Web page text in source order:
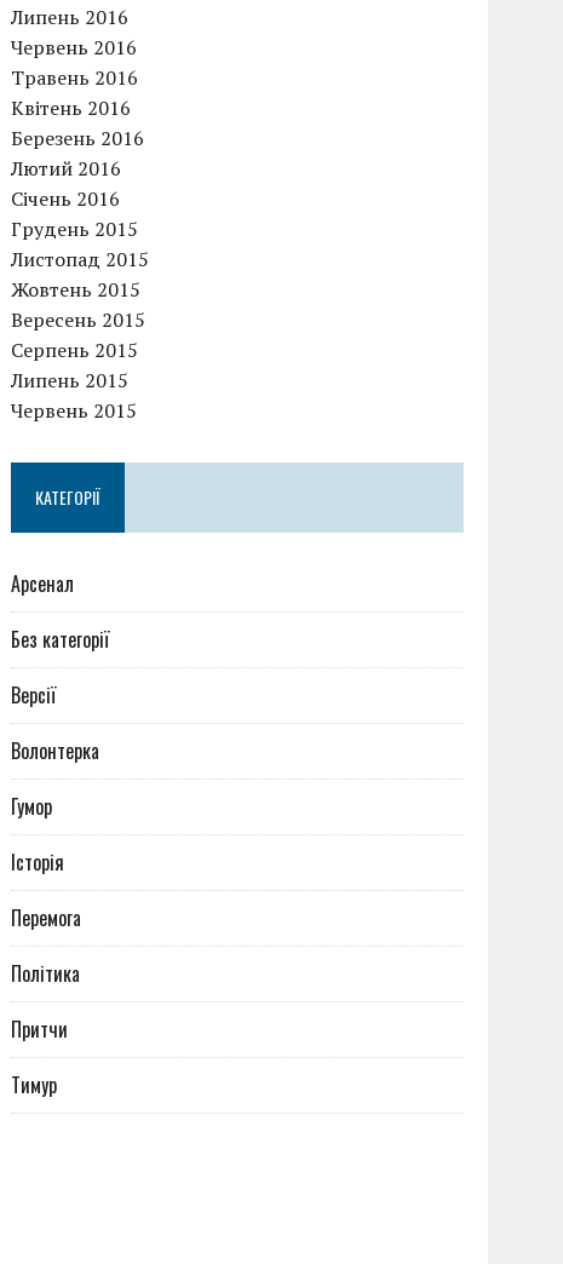
Липень 2016
Червень 2016
Травень 2016
Квітень 2016
Березень 2016
Лютий 2016
Січень 2016
Грудень 2015
Листопад 2015
Жовтень 2015
Вересень 2015
Серпень 2015
Липень 2015
Червень 2015
КАТЕГОРІЇ
Арсенал
Без категорії
Версії
Волонтерка
Гумор
Історія
Перемога
Політика
Притчи
Тимур